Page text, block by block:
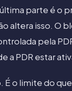
parte é o
altera isso. O
pela
a PDR estar
É o limite do